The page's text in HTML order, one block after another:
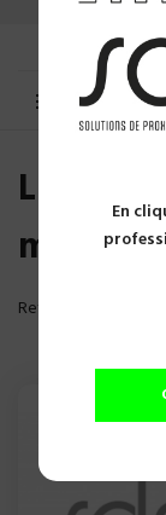
En
MENU
Liste
marque
Reference, A to Z